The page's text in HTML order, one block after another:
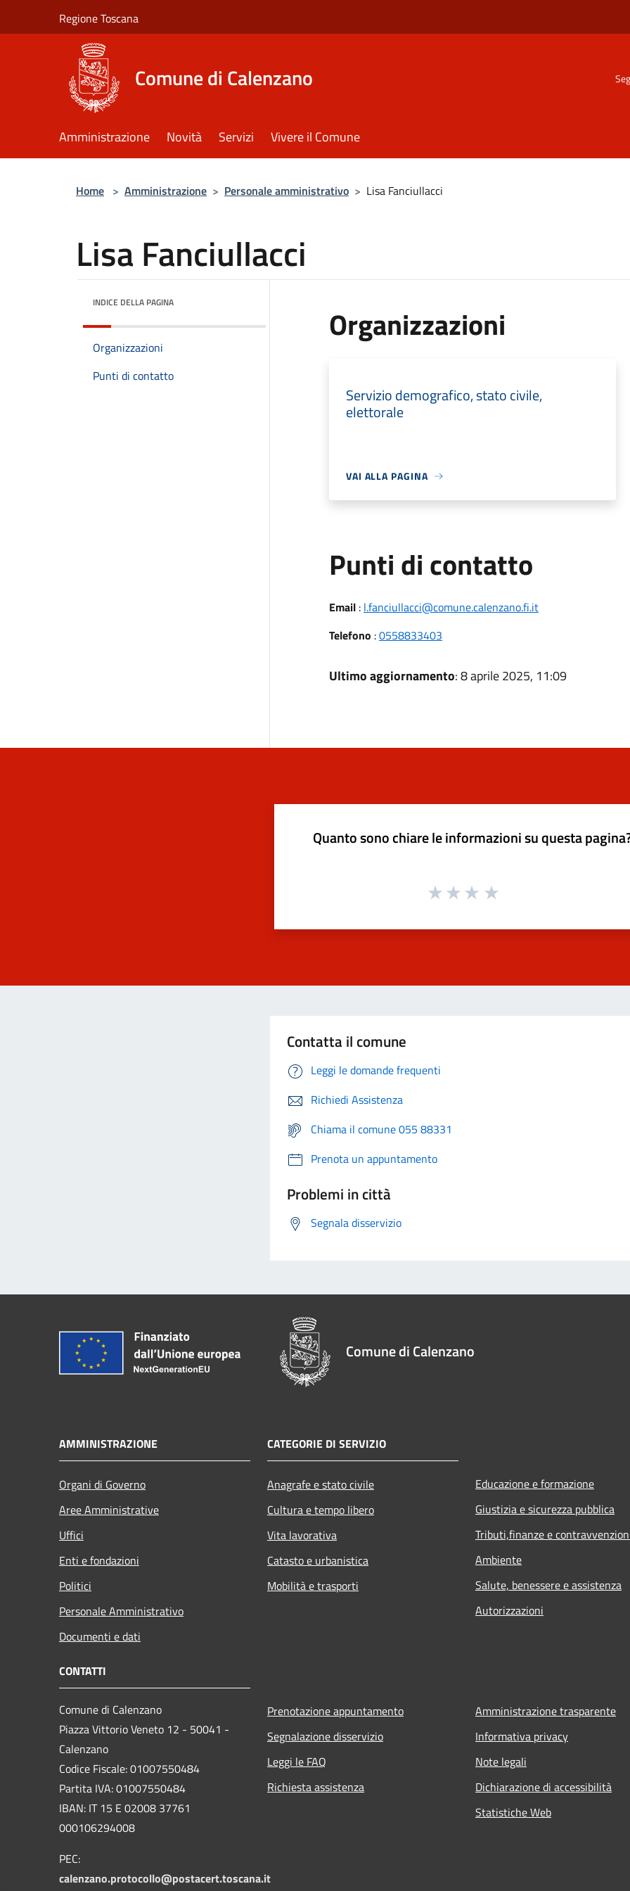
Regione Toscana
Comune di Calenzano
Amministrazione Novità Servizi Vivere il Comune
Home > Amministrazione > Personale amministrativo > Lisa Fanciullacci
Lisa Fanciullacci
INDICE DELLA PAGINA
Organizzazioni
Punti di contatto
Organizzazioni
Servizio demografico, stato civile,
elettorale
VAI ALLA PAGINA
Punti di contatto
Email: l.fanciullacci@comune.calenzano.fi.it
Telefono :0558833403
Ultimo aggiornamento: 8 aprile 2025, 11:09
Quanto sono chiare le informazioni su questa
Contatta il comune
Leggi le domande frequenti
Richiedi Assistenza
Chiama il comune 055 88331
Prenota un appuntamento
Problemi in città
Segnala disservizio
Comune di Calenzano
AMMINISTRAZIONE
Organi di Governo
Aree Amministrative
Uffici
Enti e fondazioni
Politici
Personale Amministrativo
Documenti e dati
CATEGORIE DI SERVIZIO
Anagrafe e stato civile
Cultura e tempo libero
Vita lavorativa
Catasto e urbanistica
Mobilità e trasporti
Educazione e formazione
Giustizia e sicurezza pubblica
Tributi,finanze e
Ambiente
Salute, benessere e assistenza
Autorizzazioni
CONTATTI
Comune di Calenzano
Piazza Vittorio Veneto 12 - 50041 -
Calenzano
Codice Fiscale: 01007550484
Partita IVA: 01007550484
IBAN: IT 15 E 02008 37761
000106294008
PEC:
calenzano.protocollo@postacert.toscana.it
Prenotazione appuntamento
Segnalazione disservizio
Leggi le FAQ
Richiesta assistenza
Amministrazione trasparente
Informativa privacy
Note legali
Dichiarazione di accessibilità
Statistiche Web